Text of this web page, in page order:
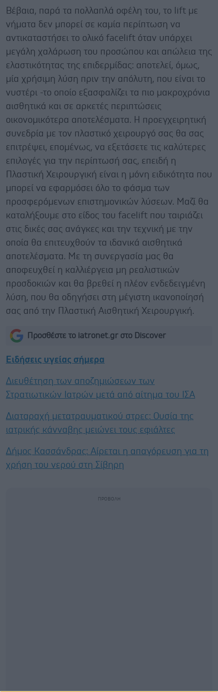
Βέβαια, παρά τα πολλαπλά οφέλη του, το lift με
νήματα δεν μπορεί σε καμία περίπτωση να
αντικαταστήσει το ολικό facelift όταν υπάρχει
μεγάλη χαλάρωση του προσώπου και απώλεια της
ελαστικότητας της επιδερμίδας: αποτελεί, όμως,
μία χρήσιμη λύση πριν την απόλυτη, που είναι το
νυστέρι -το οποίο εξασφαλίζει τα πιο μακροχρόνια
αισθητικά και σε αρκετές περιπτώσεις
οικονομικότερα αποτελέσματα. Η προεγχειρητική
συνεδρία με τον πλαστικό χειρουργό σας θα σας
επιτρέψει, επομένως, να εξετάσετε τις καλύτερες
επιλογές για την περίπτωσή σας, επειδή η
Πλαστική Χειρουργική είναι η μόνη ειδικότητα που
μπορεί να εφαρμόσει όλο το φάσμα των
προσφερόμενων επιστημονικών λύσεων. Μαζί θα
καταλήξουμε στο είδος του facelift που ταιριάζει
στις δικές σας ανάγκες και την τεχνική με την
οποία θα επιτευχθούν τα ιδανικά αισθητικά
αποτελέσματα. Με τη συνεργασία μας θα
αποφευχθεί η καλλιέργεια μη ρεαλιστικών
προσδοκιών και θα βρεθεί η πλέον ενδεδειγμένη
λύση, που θα οδηγήσει στη μέγιστη ικανοποίησή
σας από την Πλαστική Αισθητική Χειρουργική.
Προσθέστε το iatronet.gr στο Discover
Ειδήσεις υγείας σήμερα
Διευθέτηση των αποζημιώσεων των
Στρατιωτικών Ιατρών μετά από αίτημα του ΙΣΑ
Διαταραχή μετατραυματικού στρες: Ουσία της
ιατρικής κάνναβης μειώνει τους εφιάλτες
Δήμος Κασσάνδρας: Αίρεται η απαγόρευση για τη
χρήση του νερού στη Σίβηρη